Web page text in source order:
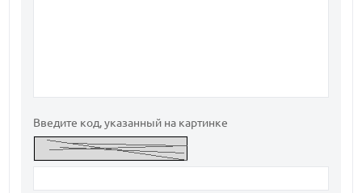
Введите код, указанный на картинке